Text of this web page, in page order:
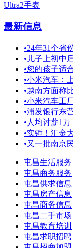
Ultra2手表
最新信息
•24年31个省
• 儿子上初中
•您的孩子适
•小米汽车：
•越南方面称
•小米汽车工
•浦发银行东
• 人均讨薪1
•实锤！汇金
•又一批南京
屯昌生活服务
屯昌商务服务
屯昌供求信息
屯昌房产信息
屯昌商务信息
屯昌二手市场
屯昌教育培训
屯昌求职招聘